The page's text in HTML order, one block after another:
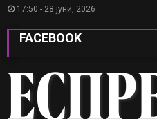
17:50 - 28 јуни, 2026
FACEBOOK